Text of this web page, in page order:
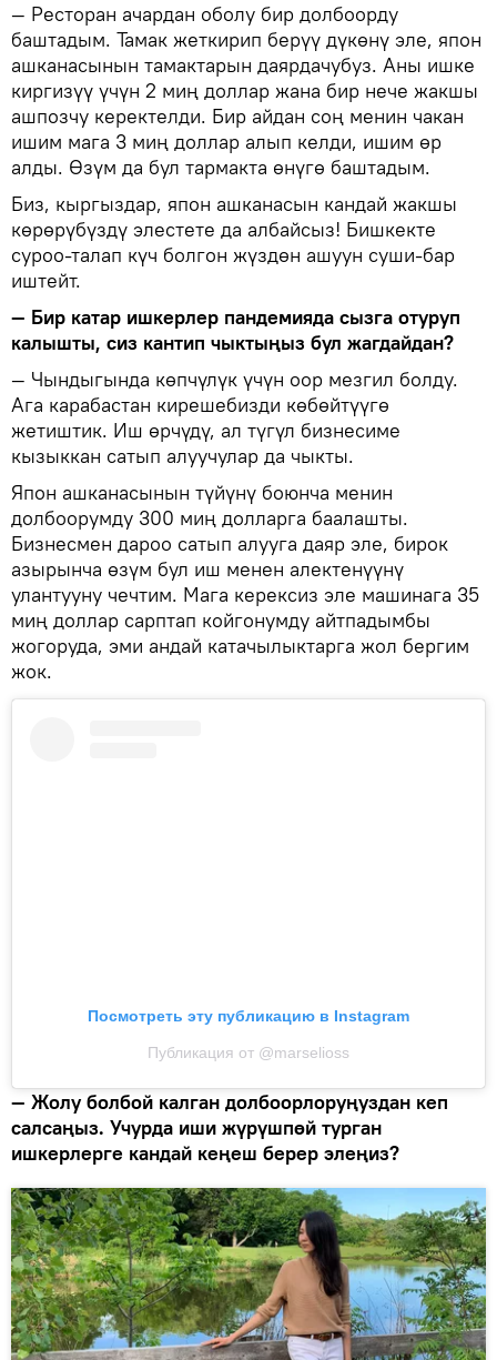
— Ресторан ачардан оболу бир долбоорду
баштадым. Тамак жеткирип берүү дүкөнү эле, япон
ашканасынын тамактарын даярдачубуз. Аны ишке
киргизүү үчүн 2 миң доллар жана бир нече жакшы
ашпозчу керектелди. Бир айдан соң менин чакан
ишим мага 3 миң доллар алып келди, ишим өр
алды. Өзүм да бул тармакта өнүгө баштадым.
Биз, кыргыздар, япон ашканасын кандай жакшы
көрөрүбүздү элестете да албайсыз! Бишкекте
суроо-талап күч болгон жүздөн ашуун суши-бар
иштейт.
— Бир катар ишкерлер пандемияда сызга отуруп
калышты, сиз кантип чыктыңыз бул жагдайдан?
— Чындыгында көпчүлүк үчүн оор мезгил болду.
Ага карабастан кирешебизди көбөйтүүгө
жетиштик. Иш өрчүдү, ал түгүл бизнесиме
кызыккан сатып алуучулар да чыкты.
Япон ашканасынын түйүнү боюнча менин
долбоорумду 300 миң долларга баалашты.
Бизнесмен дароо сатып алууга даяр эле, бирок
азырынча өзүм бул иш менен алектенүүнү
улантууну чечтим. Мага керексиз эле машинага 35
миң доллар сарптап койгонумду айтпадымбы
жогоруда, эми андай катачылыктарга жол бергим
жок.
Посмотреть эту публикацию в Instagram
Публикация от @marselioss
— Жолу болбой калган долбоорлоруңуздан кеп
салсаңыз. Учурда иши жүрүшпөй турган
ишкерлерге кандай кеңеш берер элеңиз?